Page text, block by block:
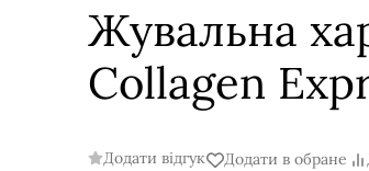
Жувальна
Collagen
Додати відгук Додати в обране